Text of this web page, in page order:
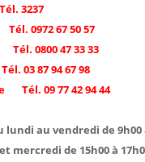
0972 67 50 57
0800 47 33 33
87 94 67 98
Tél. 09 77 42 94 44
au vendredi de 9h00
15h00 à